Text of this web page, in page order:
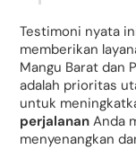
Testimoni nyata
memberikan
Mangu Barat dan
adalah prioritas
untuk
perjalanan Anda
menyenangkan